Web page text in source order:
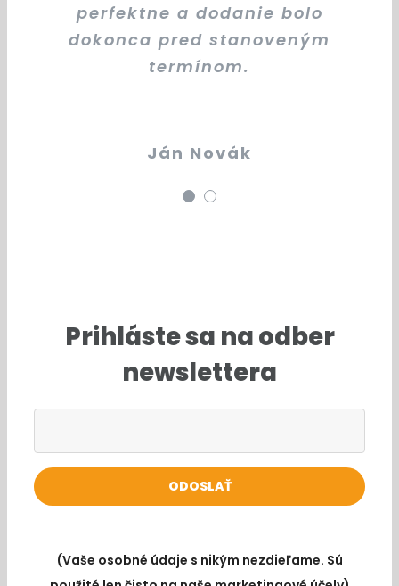
perfektne a dodanie bolo
dokonca pred stanoveným
termínom.
Ján Novák
Prihláste sa na odber
newslettera
(Vaše osobné údaje s nikým nezdieľame. Sú